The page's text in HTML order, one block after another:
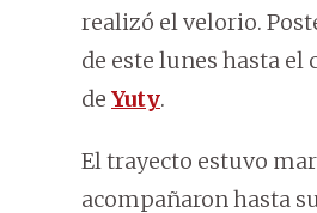
realizó el velorio.
de este lunes hasta
de Yuty.
El trayecto estuvo
acompañaron hasta